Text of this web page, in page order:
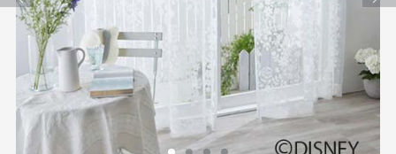
お見積り来店予約はこちら
法人のお客様へ